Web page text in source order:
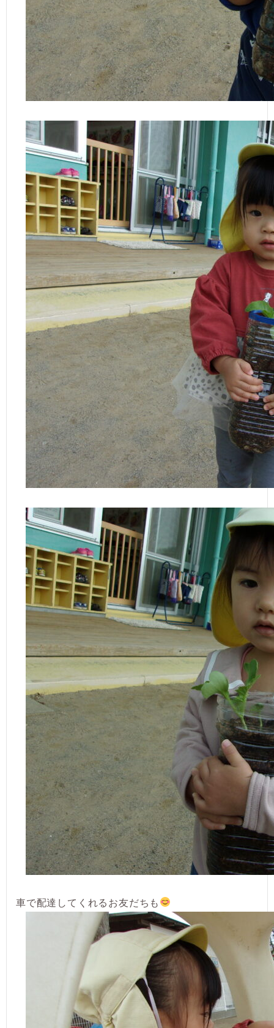
車で配達してくれるお友だちも